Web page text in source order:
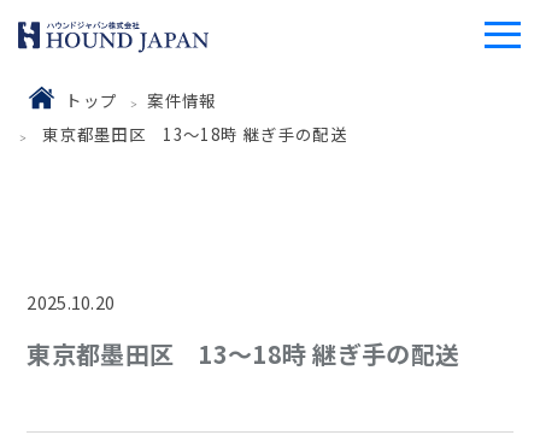
トップ
案件情報
東京都墨田区 13～18時 継ぎ手の配送
2025.10.20
東京都墨田区 13～18時 継ぎ手の配送